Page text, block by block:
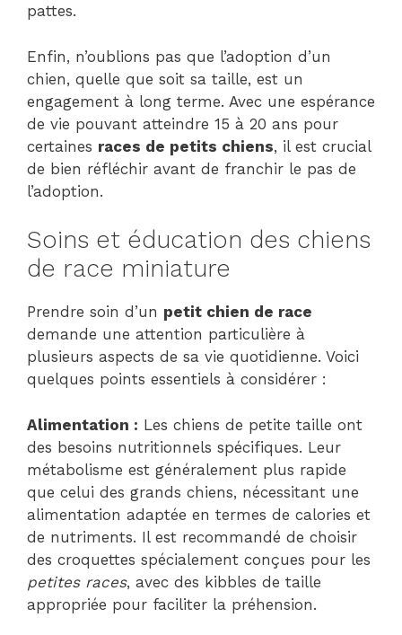
pattes.
Enfin, n’oublions pas que l’adoption d’un
chien, quelle que soit sa taille, est un
engagement à long terme. Avec une espérance
de vie pouvant atteindre 15 à 20 ans pour
certaines races de petits chiens, il est crucial
de bien réfléchir avant de franchir le pas de
l’adoption.
Soins et éducation des chiens
de race miniature
Prendre soin d’un petit chien de race
demande une attention particulière à
plusieurs aspects de sa vie quotidienne. Voici
quelques points essentiels à considérer :
Alimentation : Les chiens de petite taille ont
des besoins nutritionnels spécifiques. Leur
métabolisme est généralement plus rapide
que celui des grands chiens, nécessitant une
alimentation adaptée en termes de calories et
de nutriments. Il est recommandé de choisir
des croquettes spécialement conçues pour les
petites races, avec des kibbles de taille
appropriée pour faciliter la préhension.